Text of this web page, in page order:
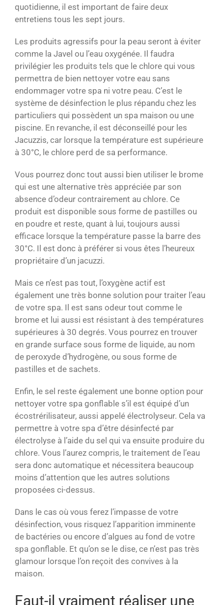
quotidienne, il est important de faire deux
entretiens tous les sept jours.
Les produits agressifs pour la peau seront à éviter
comme la Javel ou l’eau oxygénée. Il faudra
privilégier les produits tels que le chlore qui vous
permettra de bien nettoyer votre eau sans
endommager votre spa ni votre peau. C’est le
système de désinfection le plus répandu chez les
particuliers qui possèdent un spa maison ou une
piscine. En revanche, il est déconseillé pour les
Jacuzzis, car lorsque la température est supérieure
à 30°C, le chlore perd de sa performance.
Vous pourrez donc tout aussi bien utiliser le brome
qui est une alternative très appréciée par son
absence d’odeur contrairement au chlore. Ce
produit est disponible sous forme de pastilles ou
en poudre et reste, quant à lui, toujours aussi
efficace lorsque la température passe la barre des
30°C. Il est donc à préférer si vous êtes l’heureux
propriétaire d’un jacuzzi.
Mais ce n’est pas tout, l’oxygène actif est
également une très bonne solution pour traiter l’eau
de votre spa. Il est sans odeur tout comme le
brome et lui aussi est résistant à des températures
supérieures à 30 degrés. Vous pourrez en trouver
en grande surface sous forme de liquide, au nom
de peroxyde d’hydrogène, ou sous forme de
pastilles et de sachets.
Enfin, le sel reste également une bonne option pour
nettoyer votre spa gonflable s’il est équipé d’un
écostrérilisateur, aussi appelé électrolyseur. Cela va
permettre à votre spa d’être désinfecté par
électrolyse à l’aide du sel qui va ensuite produire du
chlore. Vous l’aurez compris, le traitement de l’eau
sera donc automatique et nécessitera beaucoup
moins d’attention que les autres solutions
proposées ci-dessus.
Dans le cas où vous ferez l’impasse de votre
désinfection, vous risquez l’apparition imminente
de bactéries ou encore d’algues au fond de votre
spa gonflable. Et qu’on se le dise, ce n’est pas très
glamour lorsque l’on reçoit des convives à la
maison.
Faut-il vraiment réaliser une